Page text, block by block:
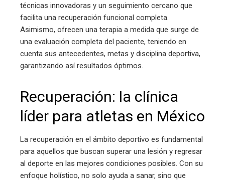
técnicas innovadoras y un seguimiento cercano que
facilita una recuperación funcional completa.
Asimismo, ofrecen una terapia a medida que surge de
una evaluación completa del paciente, teniendo en
cuenta sus antecedentes, metas y disciplina deportiva,
garantizando así resultados óptimos.
Recuperación: la clínica
líder para atletas en México
La recuperación en el ámbito deportivo es fundamental
para aquellos que buscan superar una lesión y regresar
al deporte en las mejores condiciones posibles. Con su
enfoque holístico, no solo ayuda a sanar, sino que